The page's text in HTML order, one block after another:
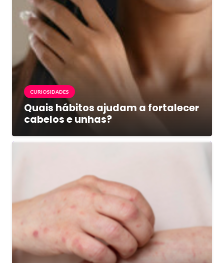
CURIOSIDADES
Quais hábitos ajudam a fortalecer
cabelos e unhas?